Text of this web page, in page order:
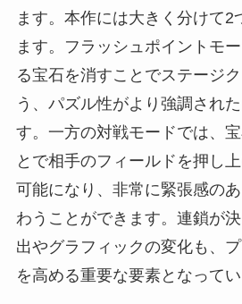
ます。本作には大きく分けて2
ます。フラッシュポイントモ
る宝石を消すことでステージ
う、パズル性がより強調され
す。一方の対戦モードでは、
とで相手のフィールドを押し
可能になり、非常に緊張感の
わうことができます。連鎖が
出やグラフィックの変化も、
を高める重要な要素となってい